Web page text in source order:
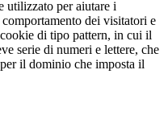
utilizzato per aiutare i
dei visitatori e
di tipo pattern, in cui il
serie di numeri e lettere, che
il dominio che imposta il